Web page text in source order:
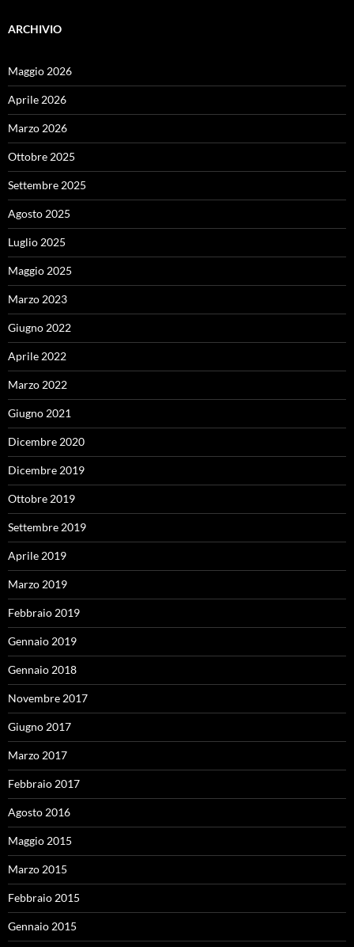
ARCHIVIO
Maggio 2026
Aprile 2026
Marzo 2026
Ottobre 2025
Settembre 2025
Agosto 2025
Luglio 2025
Maggio 2025
Marzo 2023
Giugno 2022
Aprile 2022
Marzo 2022
Giugno 2021
Dicembre 2020
Dicembre 2019
Ottobre 2019
Settembre 2019
Aprile 2019
Marzo 2019
Febbraio 2019
Gennaio 2019
Gennaio 2018
Novembre 2017
Giugno 2017
Marzo 2017
Febbraio 2017
Agosto 2016
Maggio 2015
Marzo 2015
Febbraio 2015
Gennaio 2015